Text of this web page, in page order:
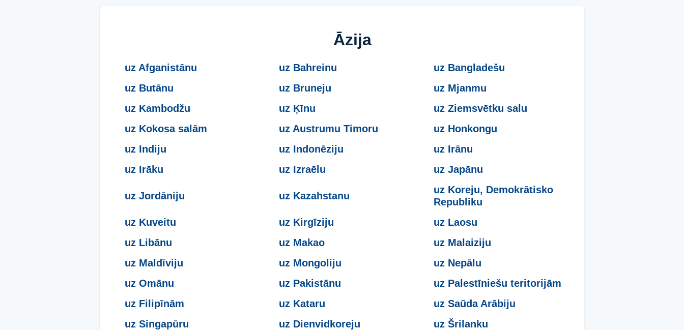
Āzija
uz Afganistānu uz Bahreinu
uz Bangladešu
uz Butānu
uz Bruneju
uz Mjanmu
uz Kambodžu
uz Ķīnu
uz Ziemsvētku salu
uz Kokosa salām
uz Austrumu Timoru
uz Honkongu
uz Indiju
uz Indonēziju
uz Irānu
uz Irāku
uz Izraēlu uz Japānu
uz Jordāniju uz Kazahstanu
uz Koreju, Demokrātisko
Republiku
uz Kuveitu
uz Kirgīziju
uz Laosu
uz Libānu
uz Makao
uz Malaiziju
uz Maldīviju
uz Mongoliju
uz Nepālu
uz Omānu
uz Pakistānu
uz Palestīniešu teritorijām
uz Filipīnām
uz Kataru
uz Saūda Arābiju
uz Singapūru
uz Dienvidkoreju
uz Šrilanku